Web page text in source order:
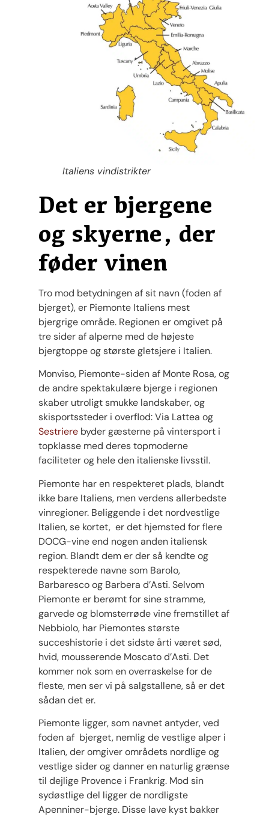
Italiens vindistrikter
Det er bjergene
og skyerne, der
føder vinen
Tro mod betydningen af sit navn (foden af
bjerget), er Piemonte Italiens mest
bjergrige område. Regionen er omgivet på
tre sider af alperne med de højeste
bjergtoppe og største gletsjere i Italien.
Monviso, Piemonte-siden af Monte Rosa, og
de andre spektakulære bjerge i regionen
skaber utroligt smukke landskaber, og
skisportssteder i overflod: Via Lattea og
Sestriere byder gæsterne på vintersport i
topklasse med deres topmoderne
faciliteter og hele den italienske livsstil.
Piemonte har en respekteret plads, blandt
ikke bare Italiens, men verdens allerbedste
vinregioner. Beliggende i det nordvestlige
Italien, se kortet, er det hjemsted for flere
DOCG-vine end nogen anden italiensk
region. Blandt dem er der så kendte og
respekterede navne som Barolo,
Barbaresco og Barbera d’Asti. Selvom
Piemonte er berømt for sine stramme,
garvede og blomsterrøde vine fremstillet af
Nebbiolo, har Piemontes største
succeshistorie i det sidste årti været sød,
hvid, mousserende Moscato d’Asti. Det
kommer nok som en overraskelse for de
fleste, men ser vi på salgstallene, så er det
sådan det er.
Piemonte ligger, som navnet antyder, ved
foden af ​​ bjerget, nemlig de vestlige alper i
Italien, der omgiver områdets nordlige og
vestlige sider og danner en naturlig grænse
til dejlige Provence i Frankrig. Mod sin
sydøstlige del ligger de nordligste
Apenniner-bjerge. Disse lave kyst bakker